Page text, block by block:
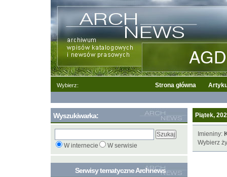
Wybierz: Strona główna
Piątek,
Imieniny:
Wybierz
Wyszukiwarka:
W internecie W serwisie
Serwisy tematyczne Archnews